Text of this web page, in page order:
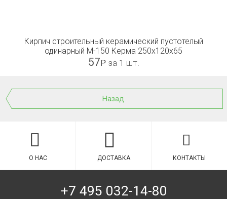
Кирпич строительный керамический пустотелый
одинарный М-150 Керма 250x120x65
57Р за 1 шт.
Назад
О НАС ДОСТАВКА КОНТАКТЫ
+7 495 032-14-80